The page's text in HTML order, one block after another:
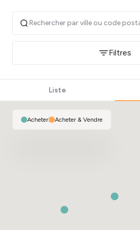
Filtres
Liste
Acheter| Acheter & Vendre